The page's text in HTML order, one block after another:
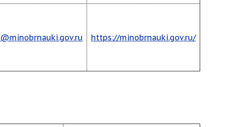
https://minobrnauki.gov.ru/